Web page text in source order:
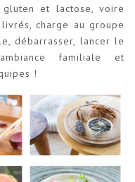
et lactose, voire
charge au groupe
débarrasser, lancer le
familiale et
!